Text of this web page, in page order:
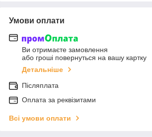
Умови оплати
Ви отримаєте замовлення
або гроші повернуться на вашу картку
Детальніше
Післяплата
Оплата за реквізитами
Всі умови оплати